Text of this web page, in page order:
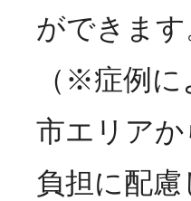
ができま
（※症例
市エリア
負担に配